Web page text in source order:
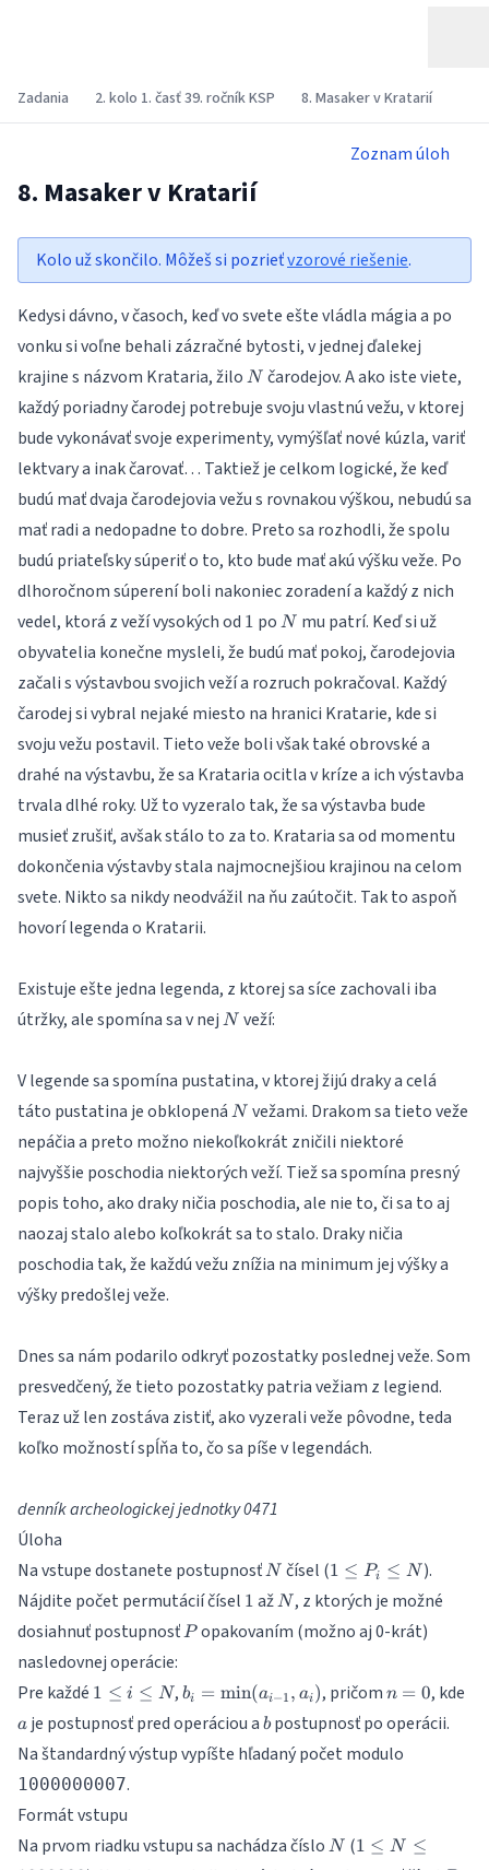
Zadania 2. kolo 1. časť 39. ročník KSP 8. Masaker v Kratarií
Zoznam úloh
8. Masaker v Kratarií
Kolo už skončilo. Môžeš si pozrieťvzorové riešenie.
Kedysi dávno, v časoch, keď vo svete ešte vládla mágia a po
vonku si voľne behali zázračné bytosti, v jednej ďalekej
krajine s názvom Krataria, žilo N
N čarodejov. A ako iste viete,
každý poriadny čarodej potrebuje svoju vlastnú vežu, v ktorej
bude vykonávať svoje experimenty, vymýšľať nové kúzla, variť
lektvary a inak čarovať… Taktiež je celkom logické, že keď
budú mať dvaja čarodejovia vežu s rovnakou výškou, nebudú sa
mať radi a nedopadne to dobre. Preto sa rozhodli, že spolu
budú priateľsky súperiť o to, kto bude mať akú výšku veže. Po
dlhoročnom súperení boli nakoniec zoradení a každý z nich
vedel, ktorá z veží vysokých od 1
1 po N
N mu patrí. Keď si už
obyvatelia konečne mysleli, že budú mať pokoj, čarodejovia
začali s výstavbou svojich veží a rozruch pokračoval. Každý
čarodej si vybral nejaké miesto na hranici Kratarie, kde si
svoju vežu postavil. Tieto veže boli však také obrovské a
drahé na výstavbu, že sa Krataria ocitla v kríze a ich výstavba
trvala dlhé roky. Už to vyzeralo tak, že sa výstavba bude
musieť zrušiť, avšak stálo to za to. Krataria sa od momentu
dokončenia výstavby stala najmocnejšiou krajinou na celom
svete. Nikto sa nikdy neodvážil na ňu zaútočit. Tak to aspoň
hovorí legenda o Kratarii.
Existuje ešte jedna legenda, z ktorej sa síce zachovali iba
útržky, ale spomína sa v nej N
N veží:
V legende sa spomína pustatina, v ktorej žijú draky a celá
táto pustatina je obklopená N
N vežami. Drakom sa tieto veže
nepáčia a preto možno niekoľkokrát zničili niektoré
najvyššie poschodia niektorých veží. Tiež sa spomína presný
popis toho, ako draky ničia poschodia, ale nie to, či sa to aj
naozaj stalo alebo koľkokrát sa to stalo. Draky ničia
poschodia tak, že každú vežu znížia na minimum jej výšky a
výšky predošlej veže.
Dnes sa nám podarilo odkryť pozostatky poslednej veže. Som
presvedčený, že tieto pozostatky patria vežiam z legiend.
Teraz už len zostáva zistiť, ako vyzerali veže pôvodne, teda
koľko možností spĺňa to, čo sa píše v legendách.
denník archeologickej jednotky 0471
Úloha
Na vstupe dostanete postupnosť N
N čísel (1
\le
P_i
\le
1 ≤ Pi ≤ N ).
Nájdite počet permutácií čísel 1
1 až N
N , z ktorých je možné
dosiahnuť postupnosť P
P opakovaním (možno aj 0-krát)
nasledovnej operácie:
Pre každé 1
i
\le
N
1 ≤ i ≤ N,b_i =
\min(a_{i-
1}, a_i)
bi = min(ai−1 , ai ), pričom n
0
n = 0, kde
a je postupnosť pred operáciou a b
bpostupnosť po operácii.
Na štandardný výstup vypíšte hľadaný počet modulo
1000000007.
Formát vstupu
Na prvom riadku vstupu sa nachádza číslo N
N (1 \le N
1 ≤ N ≤